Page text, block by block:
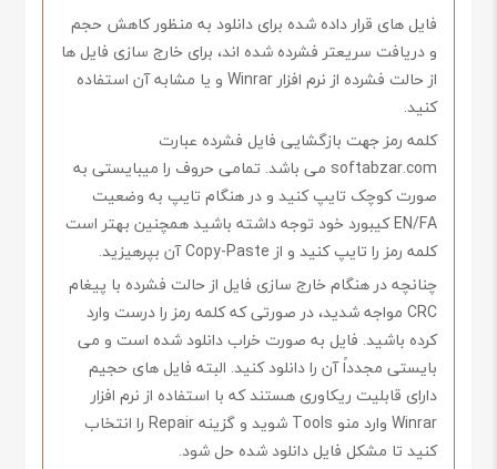
فایل های قرار داده شده برای دانلود به منظور کاهش حجم
و دریافت سریعتر فشرده شده اند، برای خارج سازی فایل ها
از حالت فشرده از نرم افزار Winrar و یا مشابه آن استفاده
کنید.
کلمه رمز جهت بازگشایی فایل فشرده عبارت
softabzar.com می باشد. تمامی حروف را میبایستی به
صورت کوچک تایپ کنید و در هنگام تایپ به وضعیت
EN/FA کیبورد خود توجه داشته باشید همچنین بهتر است
کلمه رمز را تایپ کنید و از Copy-Paste آن بپرهیزید.
چنانچه در هنگام خارج سازی فایل از حالت فشرده با پیغام
CRC مواجه شدید، در صورتی که کلمه رمز را درست وارد
کرده باشید. فایل به صورت خراب دانلود شده است و می
بایستی مجدداً آن را دانلود کنید. البته فایل های حجیم
دارای قابلیت ریکاوری هستند که با استفاده از نرم افزار
Winrar وارد منو Tools شوید و گزینه Repair را انتخاب
کنید تا مشکل فایل دانلود شده حل شود.